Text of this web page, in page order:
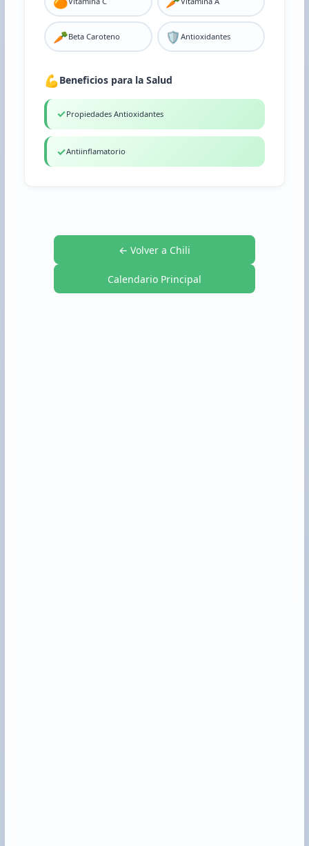
🥕Beta Caroteno 🛡️ Antioxidantes
💪Beneficios para la Salud
✓Propiedades Antioxidantes
✓Antiinflamatorio
← Volver a Chili
Calendario Principal